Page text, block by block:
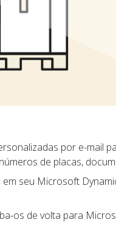
por e-mail
de placas,
em seu Microsoft
os de volta para